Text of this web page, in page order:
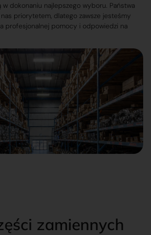
dokonaniu najlepszego wyboru. Państwa
priorytetem, dlatego zawsze jesteśmy
profesjonalnej pomocy i odpowiedzi na
zamiennych